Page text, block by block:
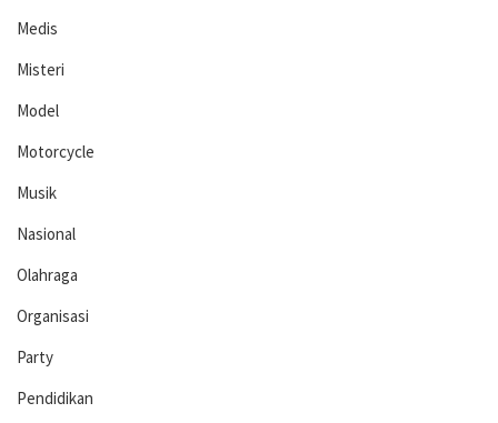
Medis
Misteri
Model
Motorcycle
Musik
Nasional
Olahraga
Organisasi
Party
Pendidikan